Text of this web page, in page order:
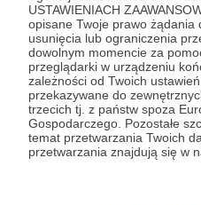
USTAWIENIACH
opisane Twoje prawo żądania
usunięcia lub ograniczenia
dowolnym momencie za
przeglądarki w urządzeniu
zależności od Twoich
przekazywane do
trzecich tj. z państw spoza
Gospodarczego. Pozostałe
temat przetwarzania Twoich
przetwarzania znajdują się w
Odosobnienia i
potrzebna jest faktura
Ośrodek
razu po wpłynięciu
faktury niezgłoszone
mogły zostać
terminie.